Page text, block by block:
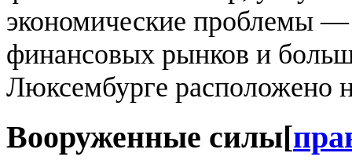
экономические проблемы —
финансовых рынков и
Люксембурге расположено
Вооруженные силы[